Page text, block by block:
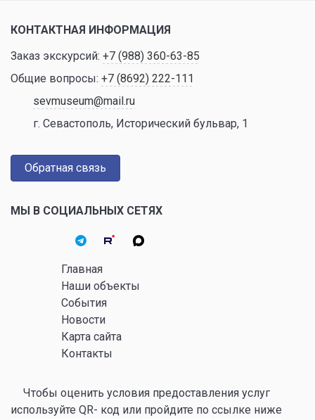
КОНТАКТНАЯ ИНФОРМАЦИЯ
Заказ экскурсий: +7 (988) 360-63-85
Общие вопросы: +7 (8692) 222-111
sevmuseum@mail.ru
г. Севастополь, Исторический бульвар, 1
Обратная связь
МЫ В СОЦИАЛЬНЫХ СЕТЯХ
Главная
Наши объекты
События
Новости
Карта сайта
Контакты
Чтобы оценить условия предоставления услуг
используйте QR- код или пройдите по ссылке ниже